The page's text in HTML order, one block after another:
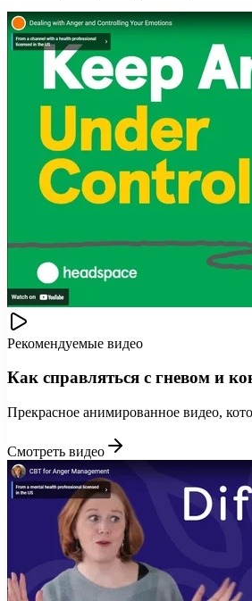
Рекомендуемые видео
Как справляться с гневом и
Прекрасное анимированное видео,
Смотреть видео